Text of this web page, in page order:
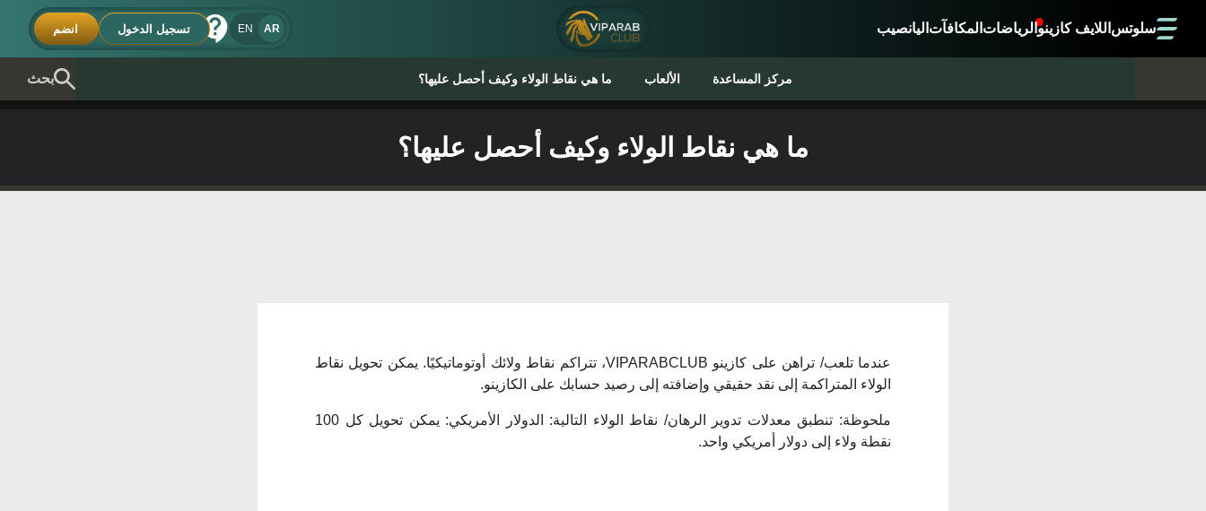
سلوتس اللايف كازينوالرياضات المكافآت اليانصيب AR
EN تسجيل الدخول انضم
مركز المساعدة الألعاب ما هي نقاط الولاء وكيف أحصل عليها؟ بحث
ما هي نقاط الولاء وكيف أحصل عليها؟
عندما تلعب/ تراهن على كازينو VIPARABCLUB، تتراكم نقاط ولائك أوتوماتيكيًا. يمكن تحويل نقاط
الولاء المتراكمة إلى نقد حقيقي وإضافته إلى رصيد حسابك على الكازينو.
ملحوظة: تنطبق معدلات تدوير الرهان/ نقاط الولاء التالية: الدولار الأمريكي: يمكن تحويل كل 100
نقطة ولاء إلى دولار أمريكي واحد.